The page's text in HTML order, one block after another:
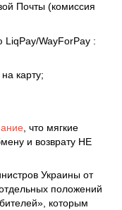
Почты (комиссия
WayForPay :
карту;
, что мягкие
и возврату НЕ
Украины от
положений
которым